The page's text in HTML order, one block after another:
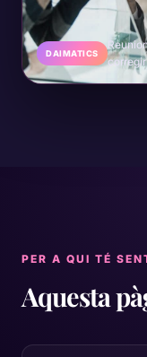
DAIMATICS
corregir
PER A QUI TÉ
Aquesta